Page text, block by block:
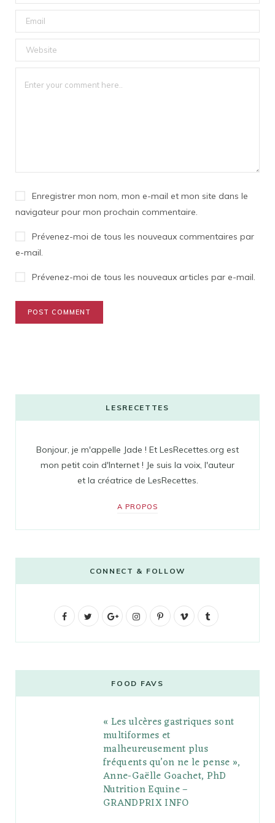
Enregistrer mon nom, mon e-mail et mon site dans le
navigateur pour mon prochain commentaire.
Prévenez-moi de tous les nouveaux commentaires par
e-mail.
Prévenez-moi de tous les nouveaux articles par e-mail.
LESRECETTES
Bonjour, je m'appelle Jade ! Et LesRecettes.org est
mon petit coin d'Internet ! Je suis la voix, l'auteur
et la créatrice de LesRecettes.
A PROPOS
CONNECT & FOLLOW
F
b
t
G
g
l
e
P
l
s
I
t
a
g
r
a
m
P
e
r
e
s
V
o
l
r
FOOD FAVS
« Les ulcères gastriques sont
multiformes et
malheureusement plus
fréquents qu’on ne le pense »,
Anne-Gaëlle Goachet, PhD
Nutrition Equine –
GRANDPRIX INFO